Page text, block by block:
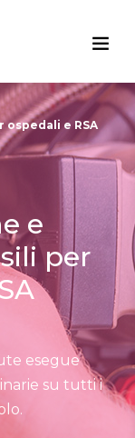
e
per
esegue
su tutti i
e RSA